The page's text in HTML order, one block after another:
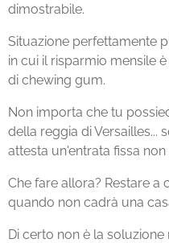
dimostrabile.
Situazione perfettamente
in cui il risparmio mensile
di chewing gum.
Non importa che tu
della reggia di Versailles...
attesta un'entrata fissa
Che fare allora? Restare a
quando non cadrà una
Di certo non è la soluzione